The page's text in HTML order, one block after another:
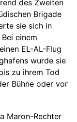
des Zweiten
Brigade
sie sich in
einem
EL-AL-Flug
wurde sie
zu ihrem Tod
Bühne oder vor
Maron-Rechter